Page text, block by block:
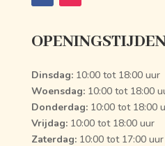
Dinsdag:10:00 tot 18:00 uur
Woensdag:10:00 tot 18:00
Donderdag:10:00 tot 18:00
Vrijdag:10:00 tot 18:00 uur
Zaterdag:10:00 tot 17:00 uur